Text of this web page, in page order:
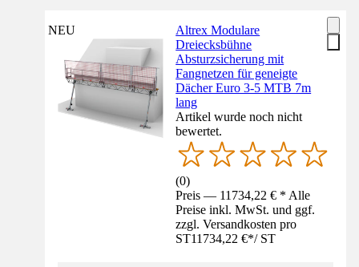
NEU
Altrex Modulare
Dreiecksbühne
Absturzsicherung mit
Fangnetzen für geneigte
Dächer Euro 3-5 MTB 7m
lang
Artikel wurde noch nicht
bewertet.
(0)
Preis — 11734,22 € * Alle
Preise inkl. MwSt. und ggf.
zzgl. Versandkosten pro
ST11734,22 €*/ ST